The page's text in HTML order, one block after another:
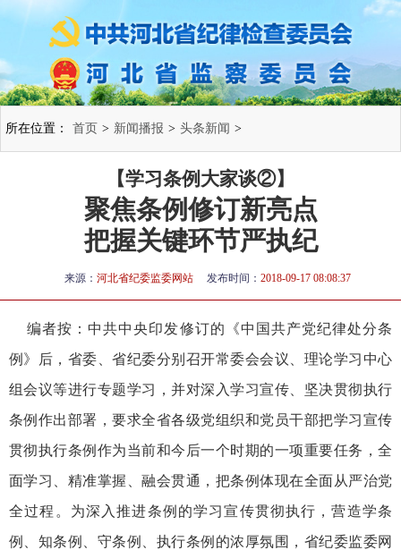
所在位置： 首页 > 新闻播报 > 头条新闻 >
【学习条例大家谈②】
聚焦条例修订新亮点
把握关键环节严执纪
来源： 河北省纪委监委网站 发布时间： 2018-09-17 08:08:37
编者按：中共中央印发修订的《中国共产党纪律处分条
例》后，省委、省纪委分别召开常委会会议、理论学习中心
组会议等进行专题学习，并对深入学习宣传、坚决贯彻执行
条例作出部署，要求全省各级党组织和党员干部把学习宣传
贯彻执行条例作为当前和今后一个时期的一项重要任务，全
面学习、精准掌握、融会贯通，把条例体现在全面从严治党
全过程。为深入推进条例的学习宣传贯彻执行，营造学条
例、知条例、守条例、执行条例的浓厚氛围，省纪委监委网